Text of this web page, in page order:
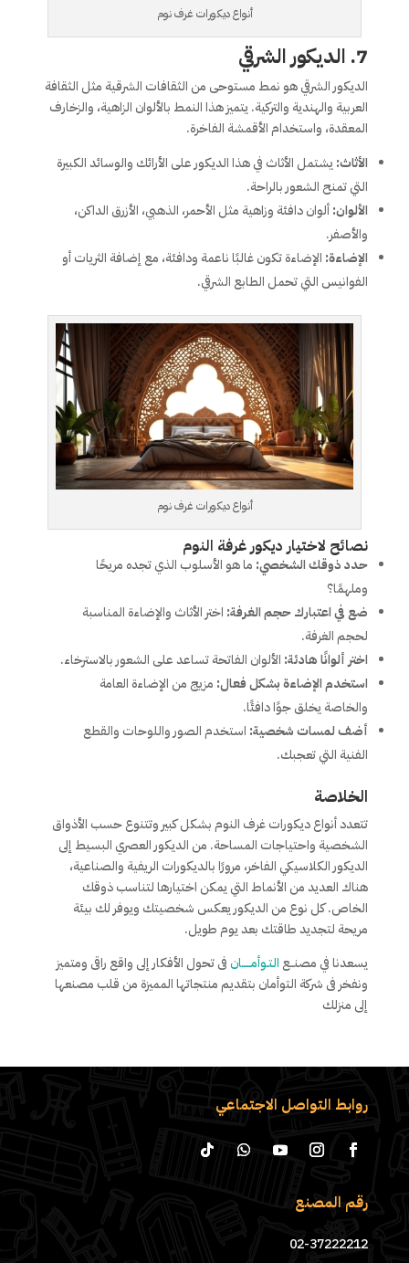
أنواع ديكورات غرف نوم
7. الديكور الشرقي
الديكور الشرقي هو نمط مستوحى من الثقافات الشرقية مثل الثقافة
العربية والهندية والتركية. يتميز هذا النمط بالألوان الزاهية، والزخارف
المعقدة، واستخدام الأقمشة الفاخرة.
الأثاث: يشتمل الأثاث في هذا الديكور على الأرائك والوسائد الكبيرة
التي تمنح الشعور بالراحة.
الألوان:ألوان دافئة وزاهية مثل الأحمر، الذهبي، الأزرق الداكن،
والأصفر.
الإضاءة: الإضاءة تكون غالبًا ناعمة ودافئة، مع إضافة الثريات أو
الفوانيس التي تحمل الطابع الشرقي.
أنواع ديكورات غرف نوم
نصائح لاختيار ديكور غرفة النوم
حدد ذوقك الشخصي: ما هو الأسلوب الذي تجده مريحًا
وملهمًا؟
ضع في اعتبارك حجم الغرفة: اختر الأثاث والإضاءة المناسبة
لحجم الغرفة.
اختر ألوانًا هادئة: الألوان الفاتحة تساعد على الشعور بالاسترخاء.
استخدم الإضاءة بشكل فعال: مزيج من الإضاءة العامة
والخاصة يخلق جوًا دافئًا.
أضف لمسات شخصية: استخدم الصور واللوحات والقطع
الفنية التي تعجبك.
الخلاصة
تتعدد أنواع ديكورات غرف النوم بشكل كبير وتتنوع حسب الأذواق
الشخصية واحتياجات المساحة. من الديكور العصري البسيط إلى
الديكور الكلاسيكي الفاخر، مرورًا بالديكورات الريفية والصناعية،
هناك العديد من الأنماط التي يمكن اختيارها لتناسب ذوقك
الخاص. كل نوع من الديكور يعكس شخصيتك ويوفر لك بيئة
مريحة لتجديد طاقتك بعد يوم طويل.
يسعدنا في مصنــع التـوأمـــــانفى تحول الأفكار إلى واقع راقى ومتميز
ونفخر فى شركة التوأمان بتقديم منتجاتها المميزة من قلب مصنعها
إلى منزلك
روابط التواصل الاجتماعي
رقم المصنع
02-37222212